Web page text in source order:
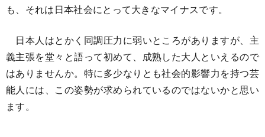
も、それは日本社会にとって大きなマイナスです。
日本人はとかく同調圧力に弱いところがありますが、主
義主張を堂々と語って初めて、成熟した大人といえるので
はありませんか。特に多少なりとも社会的影響力を持つ芸
能人には、この姿勢が求められているのではないかと思い
ます。